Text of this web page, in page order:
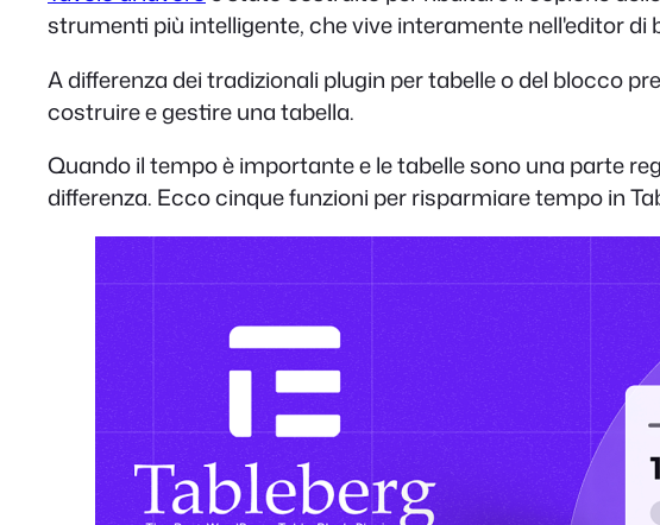
strumenti più intelligente, che vive interamente nell'editor
A differenza dei tradizionali plugin per tabelle o del blocco
costruire e gestire una tabella.
Quando il tempo è importante e le tabelle sono una parte
differenza. Ecco cinque funzioni per risparmiare tempo in